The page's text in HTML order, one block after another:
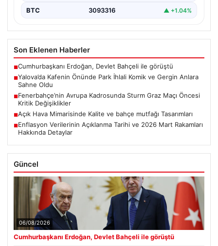
BTC 3093316 ▲ +1.04%
Son Eklenen Haberler
■Cumhurbaşkanı Erdoğan, Devlet Bahçeli ile görüştü
■Yalova’da Kafenin Önünde Park İhlali Komik ve Gergin Anlara
Sahne Oldu
■Fenerbahçe’nin Avrupa Kadrosunda Sturm Graz Maçı Öncesi
Kritik Değişiklikler
■Açık Hava Mimarisinde Kalite ve bahçe mutfağı Tasarımları
■Enflasyon Verilerinin Açıklanma Tarihi ve 2026 Mart Rakamları
Hakkında Detaylar
Güncel
06/08/2026
Cumhurbaşkanı Erdoğan, Devlet Bahçeli ile görüştü